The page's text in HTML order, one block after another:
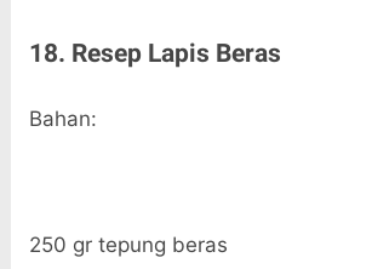
18. Resep Lapis Beras
Bahan:
250 gr tepung beras